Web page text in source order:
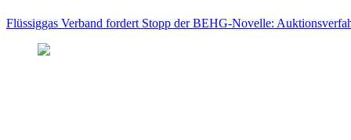
Flüssiggas Verband fordert Stopp der BEHG-Novelle: